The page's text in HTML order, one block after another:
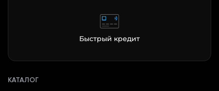
Быстрый кредит
КАТАЛОГ